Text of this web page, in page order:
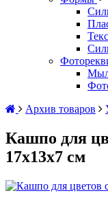
Архив товаров
Кашпо для
17х13х7 см